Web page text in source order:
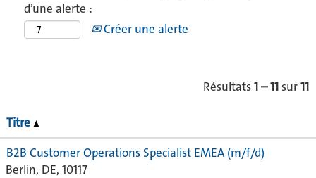
d’une alerte :
Créer une alerte
Résultats1 – 11 sur11
Titre
B2B Customer Operations Specialist EMEA (m/f/d)
Berlin, DE, 10117